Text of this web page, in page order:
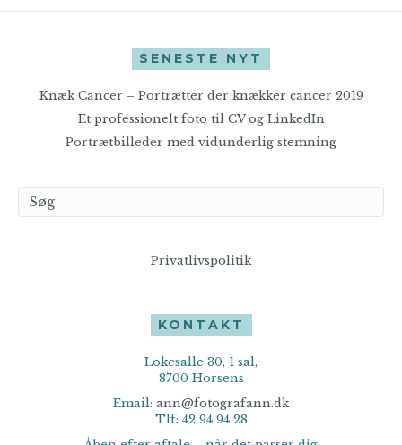
SENESTE NYT
Knæk Cancer – Portrætter der knækker cancer 2019
Et professionelt foto til CV og LinkedIn
Portrætbilleder med vidunderlig stemning
Privatlivspolitik
KONTAKT
Lokesalle 30, 1 sal,
8700 Horsens
Email: ann@fotografann.dk
Tlf: 42 94 94 28